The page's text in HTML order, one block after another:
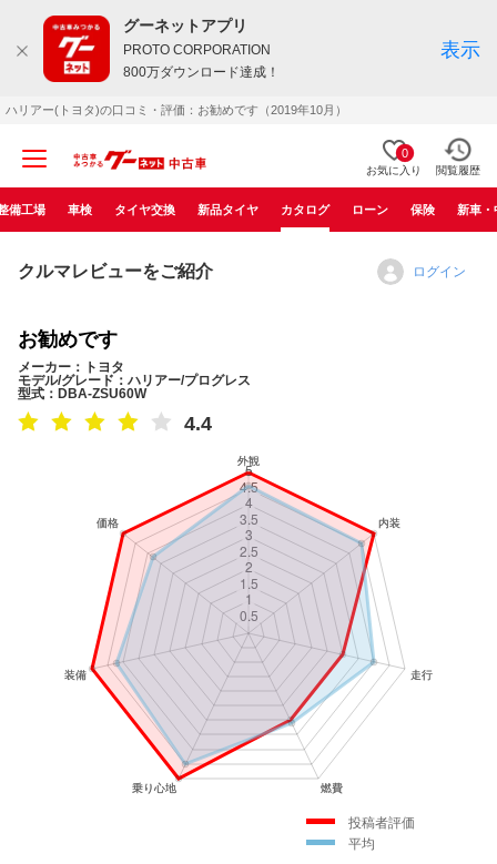
グーネットアプリ
PROTO CORPORATION
800万ダウンロード達成！
表示
ハリアー(トヨタ)の口コミ・評価：お勧めです（2019年10月）
0
お気に入り 閲覧履歴
備工場 車検 タイヤ交換 新品タイヤ カタログ ローン 保険 新車・
クルマレビューをご紹介 ログイン
お勧めです
メーカー：トヨタ
モデル/グレード：ハリアー/プログレス
型式：DBA-ZSU60W
4.4
投稿者評価
平均